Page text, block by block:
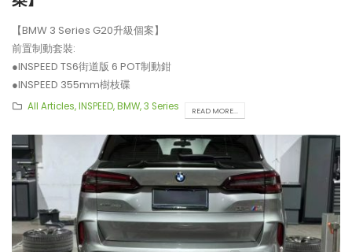
【BMW 3 Series G20升級個案】
前置制動套裝:
●INSPEED TS6街道版 6 POT制動鉗
●INSPEED 355mm樹枝碟
**制動套裝適用於18吋或以上車鈴安裝。
All Articles,INSPEED,BMW,3 Series READ MORE...